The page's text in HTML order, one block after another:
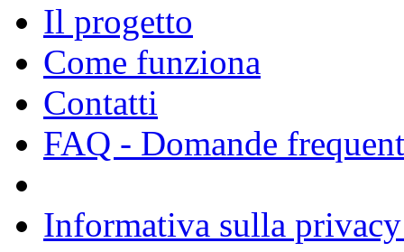
Il progetto
Come funziona
Contatti
FAQ - Domande
Informativa sulla